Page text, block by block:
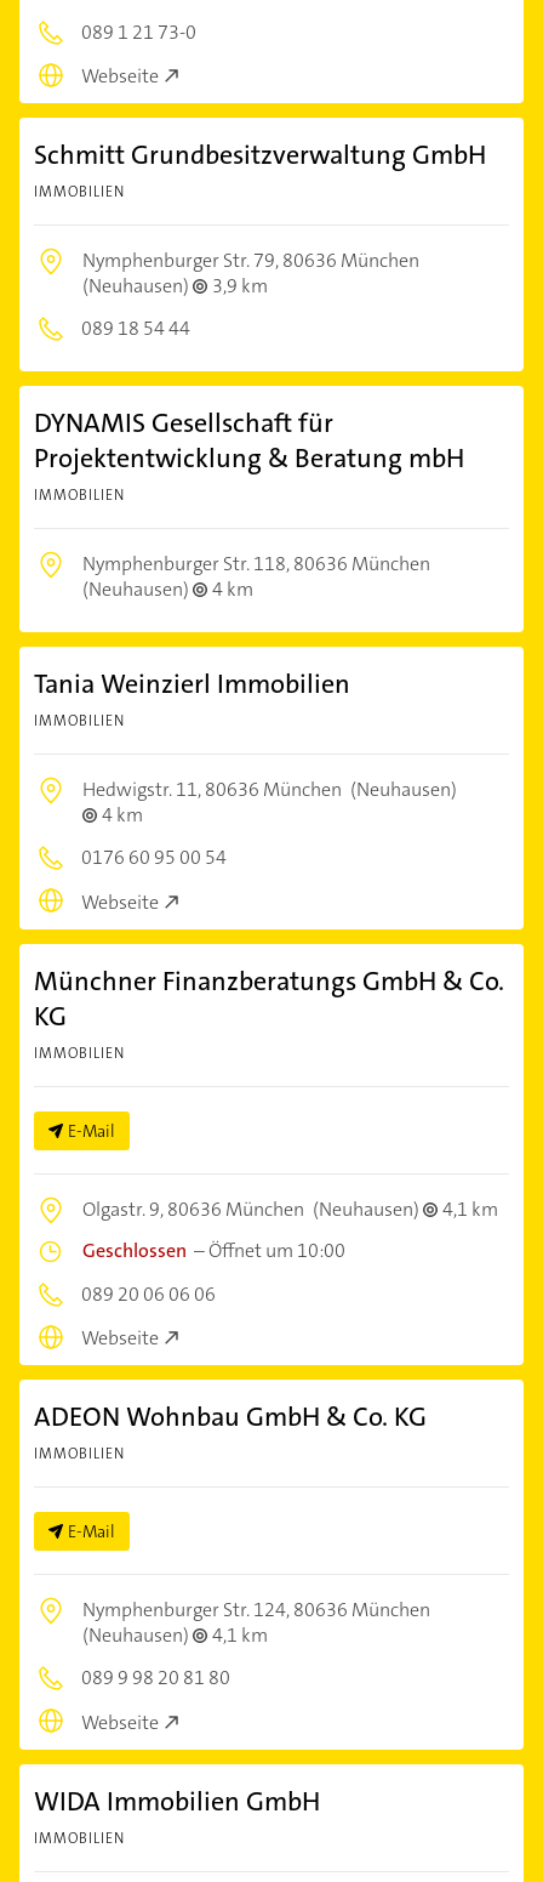
089 1 21 73-0
Webseite
Schmitt Grundbesitzverwaltung GmbH
IMMOBILIEN
Nymphenburger Str. 79,80636 München
(Neuhausen)
3,9 km
089 18 54 44
DYNAMIS Gesellschaft für
Projektentwicklung & Beratung mbH
IMMOBILIEN
Nymphenburger Str. 118,80636 München
(Neuhausen)
4 km
Tania Weinzierl Immobilien
IMMOBILIEN
Hedwigstr. 11,80636 München (Neuhausen)
4 km
0176 60 95 00 54
Webseite
Münchner Finanzberatungs GmbH & Co.
KG
IMMOBILIEN
E-Mail
Olgastr. 9,80636 München (Neuhausen)
4,1 km
Geschlossen –Öffnet um 10:00
089 20 06 06 06
Webseite
ADEON Wohnbau GmbH & Co. KG
IMMOBILIEN
E-Mail
Nymphenburger Str. 124,80636 München
(Neuhausen)
4,1 km
089 9 98 20 81 80
Webseite
WIDA Immobilien GmbH
IMMOBILIEN